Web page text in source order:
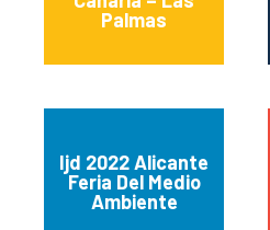
Palmas
Ijd 2022 Alicante
Feria Del Medio
Ambiente